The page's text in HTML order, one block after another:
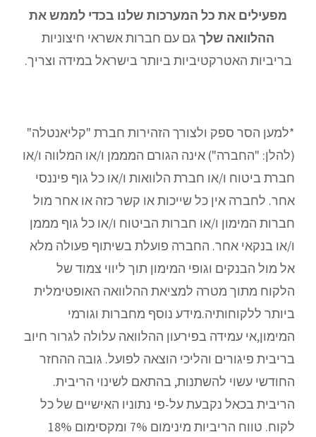
מפעילים את כל המערכות שלנו בכדי לממש את
ההלוואה שלך גם עם חברות אשראי חיצוניות
בריביות האטרקטיביות ביותר בישראל במידה וצריך.
*למען הסר ספק ולצורך הזהירות חברת "קליאנטלה"
(להלן: "החברה") אינה הגורם המממן ו/או המלווה ו/או
חברת ביטוח ו/או חברת הלוואות ו/או כל גוף פיננסי
אחר. לחברה אין כל שייכות או קשר כזה או אחר מול
חברות המימון ו/או חברות הביטוח ו/או כל גוף מממן
ו/או בנקאי אחר. החברה פועלת בשיתוף פעולה מלא
אל מול הבנקים וגופי המימון תוך ליווי צמוד של
הלקוח מתוך מטרה למציאת ההלוואה האופטימלית
ביותר ללקוחותיה.מידע נוסף מחברות וגורמי
המימון,אי עמידה בפירעון ההלוואה עלולה לגרור חיוב
בריבית פיגורים והליכי הוצאה לפועל. גובה ההחזר
החודשי עשוי להשתנות, בהתאם לשינוי הריבית.
הריבית בכאל נקבעת על-פי נתוניו האישיים של כל
לקוח. טווח הריביות מינימום 7% ומקסימום 18%